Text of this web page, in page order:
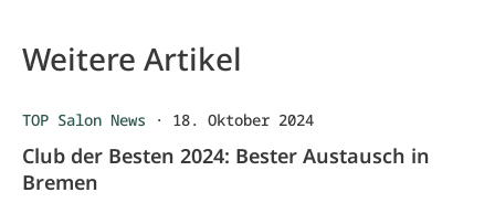
Weitere Artikel
TOP Salon News · 18. Oktober 2024
Club der Besten 2024: Bester Austausch in
Bremen